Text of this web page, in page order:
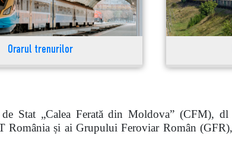
Orarul trenurilor
Stat „Calea Ferată din Moldova” (CFM),
și ai Grupului Feroviar Român